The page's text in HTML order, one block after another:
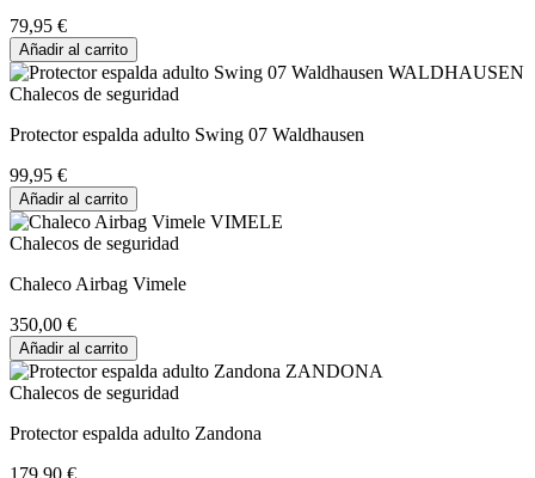
79,95 €
Añadir al carrito
Chalecos de seguridad
Protector espalda adulto Swing 07 Waldhausen
99,95 €
Añadir al carrito
Chalecos de seguridad
Chaleco Airbag Vimele
350,00 €
Añadir al carrito
Chalecos de seguridad
Protector espalda adulto Zandona